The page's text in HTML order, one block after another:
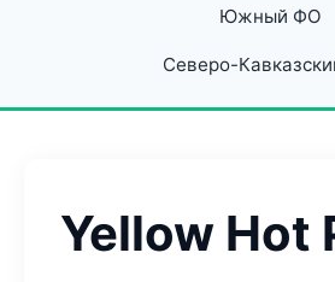
Южный ФО
Северо-
Yellow Hot